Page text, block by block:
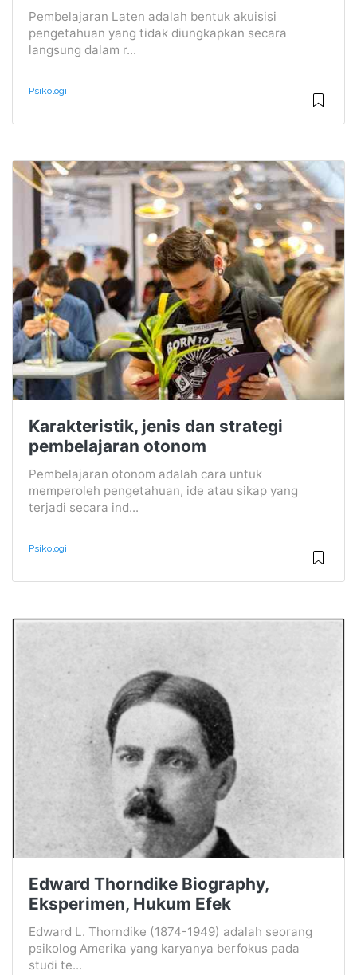
Pembelajaran Laten adalah bentuk akuisisi
pengetahuan yang tidak diungkapkan secara
langsung dalam r...
Psikologi
Karakteristik, jenis dan strategi
pembelajaran otonom
Pembelajaran otonom adalah cara untuk
memperoleh pengetahuan, ide atau sikap yang
terjadi secara ind...
Psikologi
Edward Thorndike Biography,
Eksperimen, Hukum Efek
Edward L. Thorndike (1874-1949) adalah seorang
psikolog Amerika yang karyanya berfokus pada
studi te...